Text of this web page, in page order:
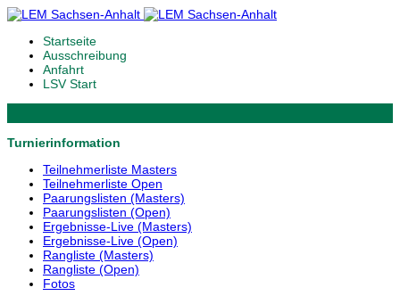
Startseite
Ausschreibung
Anfahrt
LSV Start
Turnierinformation
Teilnehmerliste Masters
Teilnehmerliste Open
Paarungslisten (Masters)
Paarungslisten (Open)
Ergebnisse-Live (Masters)
Ergebnisse-Live (Open)
Rangliste (Masters)
Rangliste (Open)
Fotos